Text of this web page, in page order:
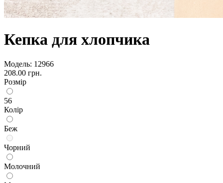
Кепка для хлопчика
Модель: 12966
208.00 грн.
Розмір
56
Колір
Беж
Чорний
Молочний